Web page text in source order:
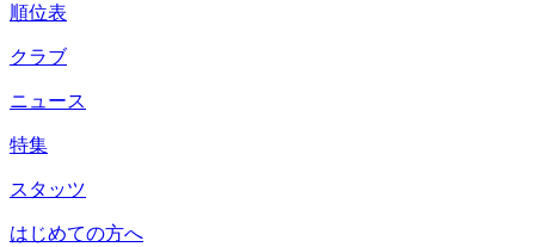
順位表
クラブ
ニュース
特集
スタッツ
はじめての方へ